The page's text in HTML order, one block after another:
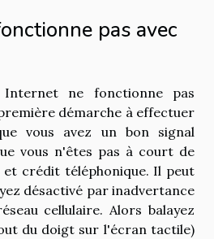
pas avec
ne fonctionne pas
démarche à effectuer
vous avez un bon signal
vous n'êtes pas à court de
crédit téléphonique. Il peut
désactivé par inadvertance
cellulaire. Alors balayez
du doigt sur l'écran tactile)